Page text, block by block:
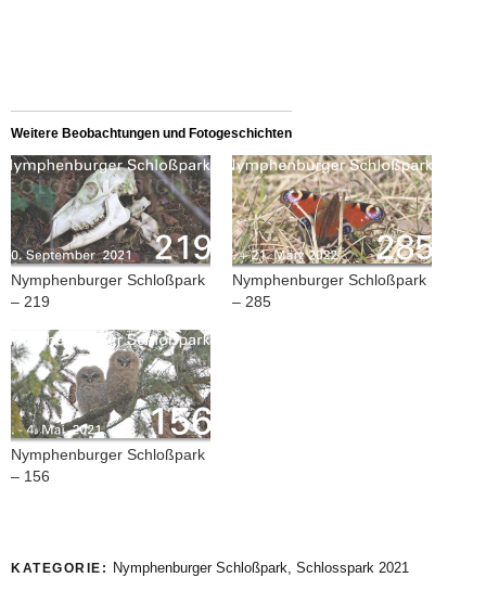
Weitere Beobachtungen und Fotogeschichten
Nymphenburger Schloßpark
– 219
Nymphenburger Schloßpark
– 285
Nymphenburger Schloßpark
– 156
KATEGORIE: Nymphenburger Schloßpark, Schlosspark 2021